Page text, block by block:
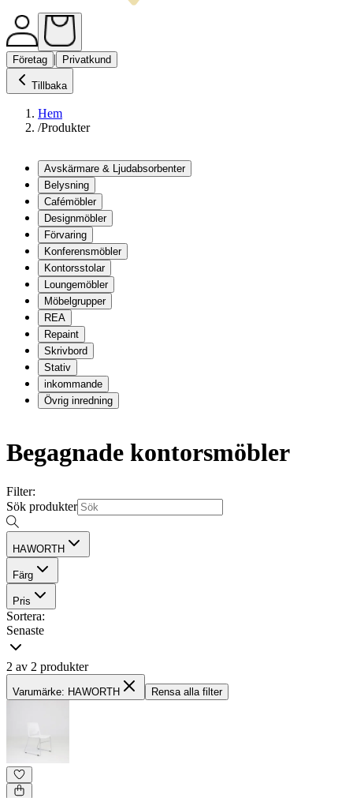
Företag | Privatkund
Tillbaka
Hem
/Produkter
Avskärmare & Ljudabsorbenter
Belysning
Cafémöbler
Designmöbler
Förvaring
Konferensmöbler
Kontorsstolar
Loungemöbler
Möbelgrupper
REA
Repaint
Skrivbord
Stativ
inkommande
Övrig inredning
Begagnade kontorsmöbler
Filter:
Sök produkter
HAWORTH
Färg
Pris
Sortera:
Senaste
2 av 2 produkter
Varumärke: HAWORTH Rensa alla filter